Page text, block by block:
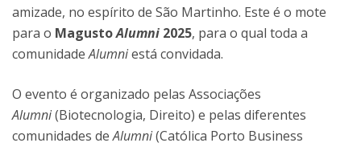
amizade, no espírito de São Martinho. Este é o mote
para o MagustoAlumni 2025, para o qual toda a
comunidadeAlumniestá convidada.
O evento é organizado pelas Associações
Alumni(Biotecnologia, Direito) e pelas diferentes
comunidades deAlumni(Católica Porto Business